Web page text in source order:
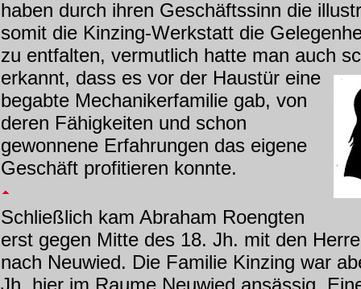
haben durch ihren Geschäftssinn die
somit die Kinzing-Werkstatt die
zu entfalten, vermutlich hatte man auch
erkannt, dass es vor der Haustür eine
begabte Mechanikerfamilie gab, von
deren Fähigkeiten und schon
gewonnene Erfahrungen das eigene
Geschäft profitieren konnte.
Schließlich kam Abraham Roengten
erst gegen Mitte des 18. Jh. mit den
nach Neuwied. Die Familie Kinzing war
Jh. hier im Raume Neuwied ansässig.